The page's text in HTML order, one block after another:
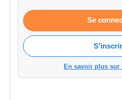
Se
En savoir plus sur